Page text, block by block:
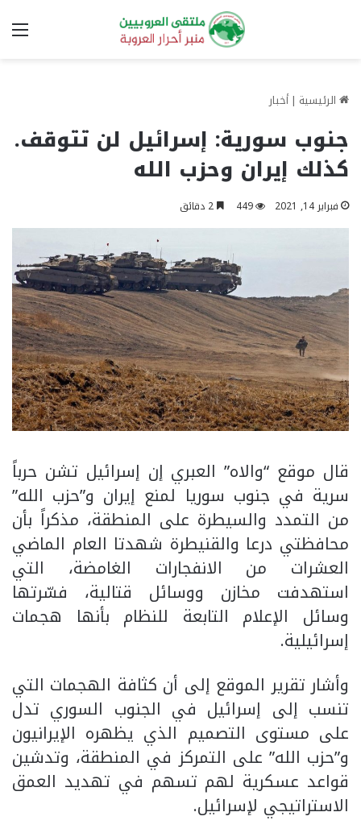
الرئيسية | أخبار
جنوب سورية: إسرائيل لن تتوقف.
كذلك إيران وحزب الله
فبراير 14, 2021 449
قال موقع “والاه” العبري إن إسرائيل تشن حرباً
سرية في جنوب سوريا لمنع إيران و”حزب الله”
من التمدد والسيطرة على المنطقة، مذكراً بأن
محافظتي درعا والقنيطرة شهدتا العام الماضي
العشرات من الانفجارات الغامضة، التي
استهدفت مخازن ووسائل قتالية، فسّرتها
وسائل الإعلام التابعة للنظام بأنها هجمات
إسرائيلية.
وأشار تقرير الموقع إلى أن كثافة الهجمات التي
تنسب إلى إسرائيل في الجنوب السوري تدل
على مستوى التصميم الذي يظهره الإيرانيون
و”حزب الله” على التمركز في المنطقة، وتدشين
قواعد عسكرية لهم تسهم في تهديد العمق
الاستراتيجي لإسرائيل.